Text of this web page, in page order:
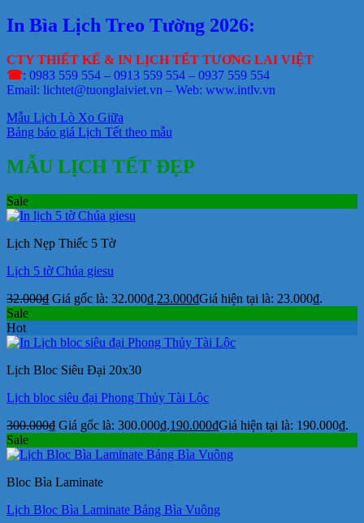
In Bìa Lịch Treo Tường 2026:
CTY THIẾT KẾ & IN LỊCH TẾT TƯƠNG LAI VIỆT
☎: 0983 559 554 – 0913 559 554 – 0937 559 554
Email: lichtet@tuonglaiviet.vn – Web: www.intlv.vn
Mẫu Lịch Lò Xo Giữa
Bảng báo giá Lịch Tết theo mẫu
MẪU LỊCH TẾT ĐẸP
Sale
Lịch Nẹp Thiếc 5 Tờ
Lịch 5 tờ Chúa giesu
32.000₫ Giá gốc là: 32.000₫.23.000₫Giá hiện tại là: 23.000₫.
Sale
Hot
Lịch Bloc Siêu Đại 20x30
Lịch bloc siêu đại Phong Thủy Tài Lộc
300.000₫ Giá gốc là: 300.000₫.190.000₫Giá hiện tại là: 190.000₫.
Sale
Bloc Bìa Laminate
Lịch Bloc Bìa Laminate Bảng Bìa Vuông